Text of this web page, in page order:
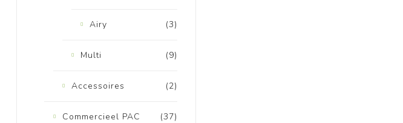
(3)
Airy
(9)
Multi
(2)
Accessoires
(37)
Commercieel PAC